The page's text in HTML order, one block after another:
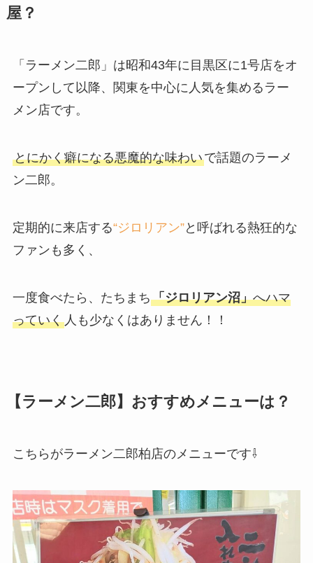
屋？
「ラーメン二郎」は昭和43年に目黒区に1号店をオ
ープンして以降、関東を中心に人気を集めるラー
メン店です。
とにかく癖になる悪魔的な味わいで話題のラーメ
ン二郎。
定期的に来店する“ジロリアン”と呼ばれる熱狂的な
ファンも多く、
一度食べたら、たちまち「ジロリアン沼」へハマ
っていく人も少なくはありません！！
【ラーメン二郎】おすすめメニューは？
こちらがラーメン二郎柏店のメニューです⇩